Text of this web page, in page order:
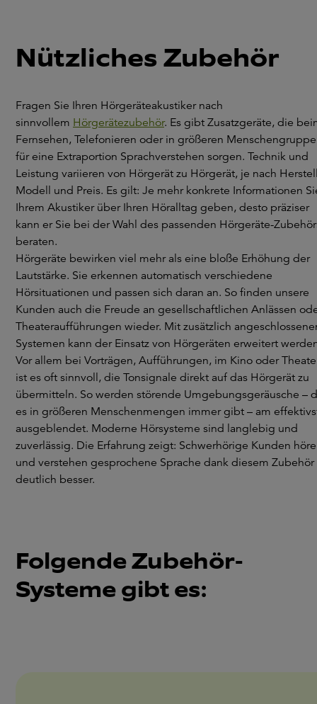
Nützliches Zubehör
Fragen Sie Ihren Hörgeräteakustiker nach
sinnvollem Hörgerätezubehör. Es gibt Zusatzgeräte, die
Fernsehen, Telefonieren oder in größeren
für eine Extraportion Sprachverstehen sorgen. Technik und
Leistung variieren von Hörgerät zu Hörgerät, je nach
Modell und Preis. Es gilt: Je mehr konkrete Informationen
Ihrem Akustiker über Ihren Höralltag geben, desto präziser
kann er Sie bei der Wahl des passenden Hörgeräte-
beraten.
Hörgeräte bewirken viel mehr als eine bloße Erhöhung der
Lautstärke. Sie erkennen automatisch verschiedene
Hörsituationen und passen sich daran an. So finden unsere
Kunden auch die Freude an gesellschaftlichen Anlässen
Theateraufführungen wieder. Mit zusätzlich
Systemen kann der Einsatz von Hörgeräten erweitert
Vor allem bei Vorträgen, Aufführungen, im Kino oder
ist es oft sinnvoll, die Tonsignale direkt auf das Hörgerät zu
übermitteln. So werden störende Umgebungsgeräusche –
es in größeren Menschenmengen immer gibt – am
ausgeblendet. Moderne Hörsysteme sind langlebig und
zuverlässig. Die Erfahrung zeigt: Schwerhörige Kunden
und verstehen gesprochene Sprache dank diesem Zubehör
deutlich besser.
Folgende Zubehör-
Systeme gibt es: